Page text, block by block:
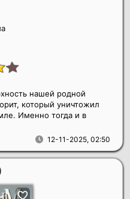
12-11-2025, 02:50
нашей родной
который уничтожил
Именно тогда и в